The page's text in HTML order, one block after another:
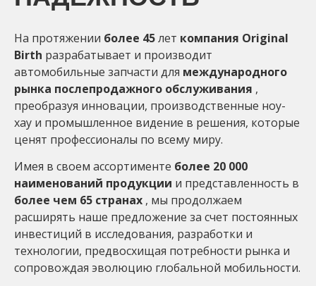
На протяжении более 45лет компания Original
Birth разрабатывает и производит
автомобильные запчасти для международного
рынка послепродажного обслуживания ,
преобразуя инновации, производственные ноу-
хау и промышленное видение в решения, которые
ценят профессионалы по всему миру.
Имея в своем ассортименте более 20 000
наименований продукции и представленность в
более чем 65 странах , мы продолжаем
расширять наше предложение за счет постоянных
инвестиций в исследования, разработки и
технологии, предвосхищая потребности рынка и
сопровождая эволюцию глобальной мобильности.